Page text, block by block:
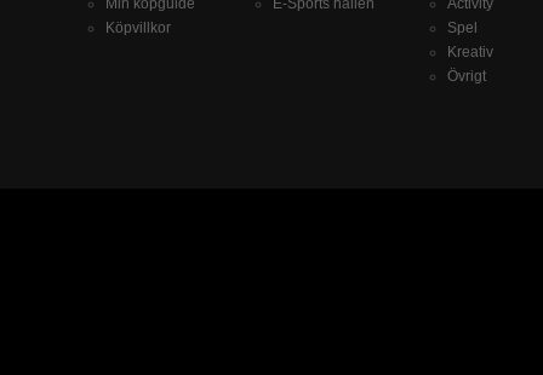
Min köpguide
Köpvillkor
E-Sports hallen
Activity
Spel
Kreativ
Övrigt